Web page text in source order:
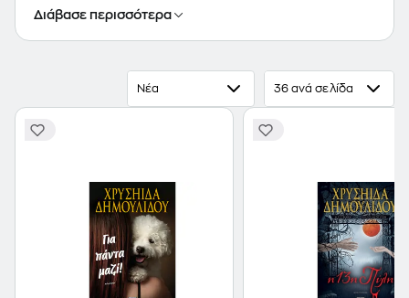
δημοσιογράφος με το περιοδικό Discomoda In,
κάνοντας ρεπορτάζ σε όλο τον κόσμο. Το 1997
εξέδωσε το πρώτο της βιβλίο από τις Εκδόσεις
τις Εκδόσεις ΨΥΧΟΓΙΟΣ, όπου έχει εκδώσει συνολικά
έχουν γίνει μπεστ σέλερ. Ακούραστη, αστείρευτη και
αγιάτρευτα ερωτευμένη με την πένα, όπως δηλώνει η
Αναγνωστικού Κοινού στην Κύπρο, ενώ παράλληλα
ήταν υποψήφια για το ίδιο βραβείο και στην Ελλάδα.
Για τρεις συνεχόμενες χρονιές ήταν υποψήφια για το
βραβείο «Συγγραφέας της χρονιάς» του περιοδικού
Life & Style. Το 2004 βραβεύτηκε από το ΠΟΛΚΕΟΑ,
το Πολιτιστικό Κέντρο Εργαζομένων της Ολυμπιακής
Διάβασε περισσότερα
Νέα 36 ανά σελίδα